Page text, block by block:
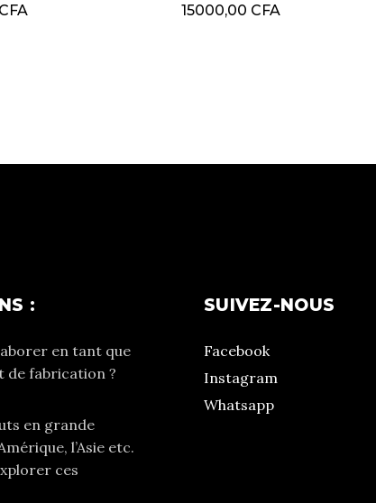
CFA 15000,00 CFA
:
en tant que
de fabrication ?
en grande
l’Asie etc.
ces
SUIVEZ-NOUS
Facebook
Instagram
Whatsapp